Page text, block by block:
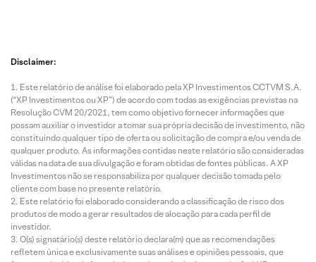
Disclaimer:
Este relatório de análise foi elaborado pela XP Investimentos CCTVM S.A.
(“XP Investimentos ou XP”) de acordo com todas as exigências previstas na
Resolução CVM 20/2021, tem como objetivo fornecer informações que
possam auxiliar o investidor a tomar sua própria decisão de investimento, não
constituindo qualquer tipo de oferta ou solicitação de compra e/ou venda de
qualquer produto. As informações contidas neste relatório são consideradas
válidas na data de sua divulgação e foram obtidas de fontes públicas. A XP
Investimentos não se responsabiliza por qualquer decisão tomada pelo
cliente com base no presente relatório.
Este relatório foi elaborado considerando a classificação de risco dos
produtos de modo a gerar resultados de alocação para cada perfil de
investidor.
O(s) signatário(s) deste relatório declara(m) que as recomendações
refletem única e exclusivamente suas análises e opiniões pessoais, que